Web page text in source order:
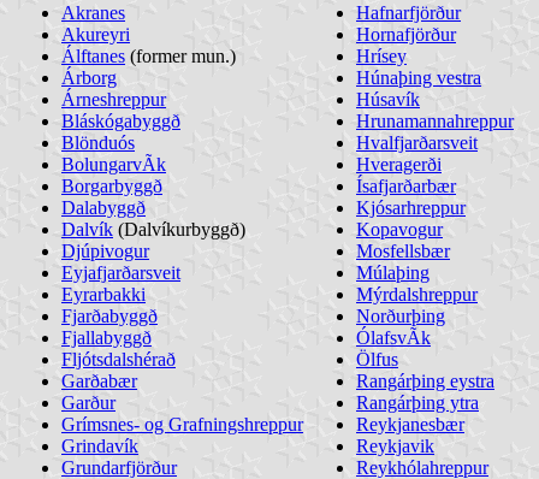
Akranes
Akureyri
Álftanes (former mun.)
Árborg
Árneshreppur
Bláskógabyggð
Blönduós
BolungarvÃ­k
Borgarbyggð
Dalabyggð
Dalvík (Dalvíkurbyggð)
Djúpivogur
Eyjafjarðarsveit
Eyrarbakki
Fjarðabyggð
Fjallabyggð
Fljótsdalshérað
Garðabær
Garður
Grímsnes- og Grafningshreppur
Grindavík
Grundarfjörður
Hafnarfjörður
Hornafjörður
Hrísey
Húnaþing vestra
Húsavík
Hrunamannahreppur
Hvalfjarðarsveit
Hveragerði
Ísafjarðarbær
Kjósarhreppur
Kopavogur
Mosfellsbær
Múlaþing
Mýrdalshreppur
Norðurþing
ÓlafsvÃ­k
Ölfus
Rangárþing eystra
Rangárþing ytra
Reykjanesbær
Reykjavik
Reykhólahreppur